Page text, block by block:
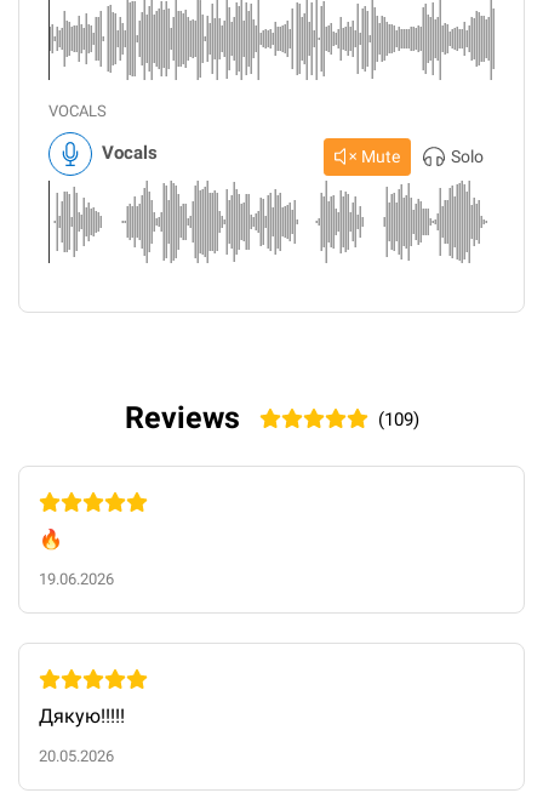
VOCALS
Vocals Mute Solo
Reviews (109)
🔥
19.06.2026
Дякую!!!!!
20.05.2026